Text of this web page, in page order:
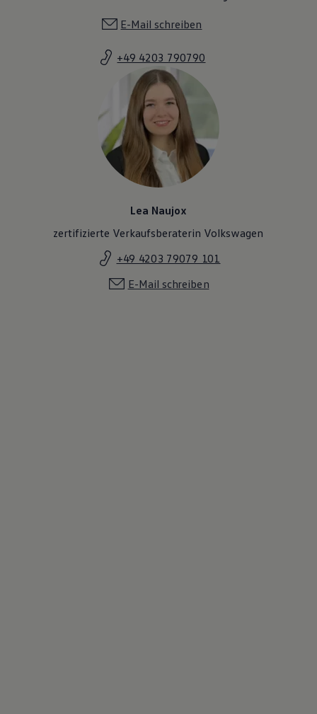
E-Mail schreiben
+49 4203 790790
Lea Naujox
zertifizierte Verkaufsberaterin Volkswagen
+49 4203 79079 101
E-Mail schreiben